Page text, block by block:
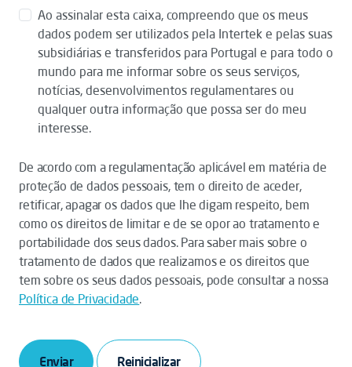
Ao assinalar esta caixa, compreendo que os meus
dados podem ser utilizados pela Intertek e pelas suas
subsidiárias e transferidos para Portugal e para todo o
mundo para me informar sobre os seus serviços,
notícias, desenvolvimentos regulamentares ou
qualquer outra informação que possa ser do meu
interesse.
De acordo com a regulamentação aplicável em matéria de
proteção de dados pessoais, tem o direito de aceder,
retificar, apagar os dados que lhe digam respeito, bem
como os direitos de limitar e de se opor ao tratamento e
portabilidade dos seus dados. Para saber mais sobre o
tratamento de dados que realizamos e os direitos que
tem sobre os seus dados pessoais, pode consultar a nossa
Política de Privacidade.
Enviar